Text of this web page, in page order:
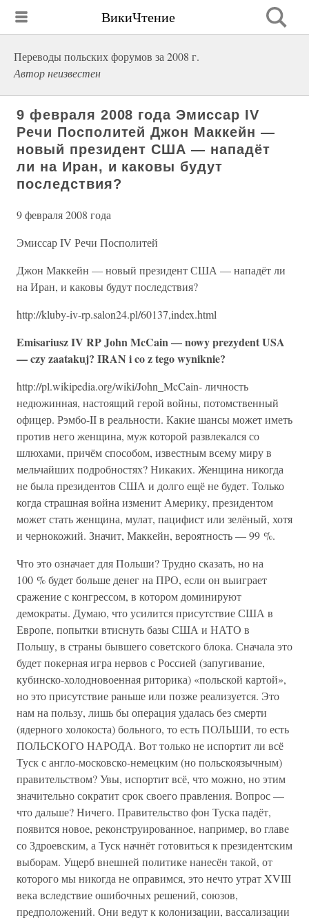
ВикиЧтение
Переводы польских форумов за 2008 г.
Автор неизвестен
9 февраля 2008 года Эмиссар IV
Речи Посполитей Джон Маккейн —
новый президент США — нападёт
ли на Иран, и каковы будут
последствия?
9 февраля 2008 года
Эмиссар IV Речи Посполитей
Джон Маккейн — новый президент США — нападёт ли
на Иран, и каковы будут последствия?
http://kluby-iv-rp.salon24.pl/60137,index.html
Emisariusz IV RP John McCain — nowy prezydent USA
— czy zaatakuj? IRAN i co z tego wyniknie?
http://pl.wikipedia.org/wiki/John_McCain- личность
недюжинная, настоящий герой войны, потомственный
офицер. Рэмбо-II в реальности. Какие шансы может иметь
против него женщина, муж которой развлекался со
шлюхами, причём способом, известным всему миру в
мельчайших подробностях? Никаких. Женщина никогда
не была президентов США и долго ещё не будет. Только
когда страшная война изменит Америку, президентом
может стать женщина, мулат, пацифист или зелёный, хотя
и чернокожий. Значит, Маккейн, вероятность — 99 %.
Что это означает для Польши? Трудно сказать, но на
100 % будет больше денег на ПРО, если он выиграет
сражение с конгрессом, в котором доминируют
демократы. Думаю, что усилится присутствие США в
Европе, попытки втиснуть базы США и НАТО в
Польшу, в страны бывшего советского блока. Сначала это
будет покерная игра нервов с Россией (запугивание,
кубинско-холодновоенная риторика) «польской картой»,
но это присутствие раньше или позже реализуется. Это
нам на пользу, лишь бы операция удалась без смерти
(ядерного холокоста) больного, то есть ПОЛЬШИ, то есть
ПОЛЬСКОГО НАРОДА. Вот только не испортит ли всё
Туск с англо-московско-немецким (но польскоязычным)
правительством? Увы, испортит всё, что можно, но этим
значительно сократит срок своего правления. Вопрос —
что дальше? Ничего. Правительство фон Туска падёт,
появится новое, реконструированное, например, во главе
со Здроевским, а Туск начнёт готовиться к президентским
выборам. Ущерб внешней политике нанесён такой, от
которого мы никогда не оправимся, это нечто утрат XVIII
века вследствие ошибочных решений, союзов,
предположений. Они ведут к колонизации, вассализации